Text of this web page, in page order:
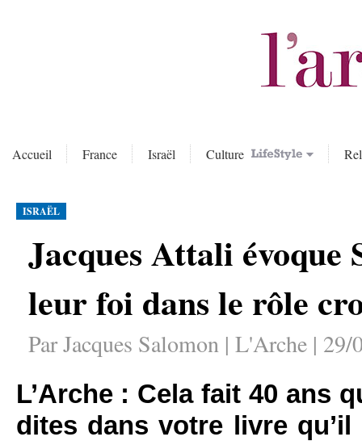
Accueil France Israël Culture
ISRAËL
Jacques Attali évoque
leur foi dans le rôle
Par Jacques Salomon | L'Arche |
L’Arche : Cela fait 40 ans
dites dans votre livre